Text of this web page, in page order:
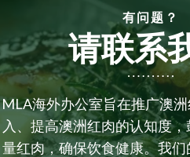
有问题？
请联系
MLA海外办公室旨在推广澳
入、提高澳洲红肉的认知度
量红肉，确保饮食健康。我